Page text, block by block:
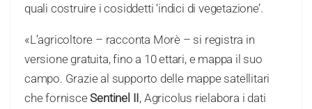
quali costruire i cosiddetti ‘indici di vegetazione’.
«L’agricoltore – racconta Morè – si registra in
versione gratuita, fino a 10 ettari, e mappa il suo
campo. Grazie al supporto delle mappe satellitari
che fornisceSentinel II, Agricolus rielabora i dati